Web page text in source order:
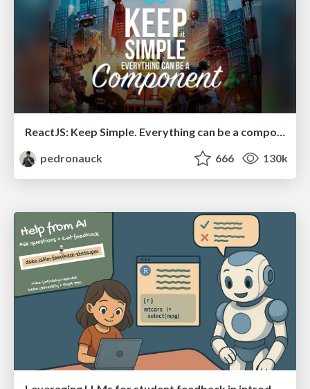
ReactJS: Keep Simple. Everything can be a component!
pedronauck
666 130k